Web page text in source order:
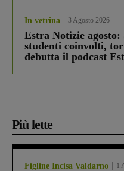
In vetrina 3 Agosto 2026
Estra Notizie
studenti coinvolti,
debutta il podcast
Più lette
Figline Incisa Valdarno 1